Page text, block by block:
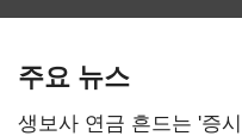
주요 뉴스
생보사 연금 흔드는 '증